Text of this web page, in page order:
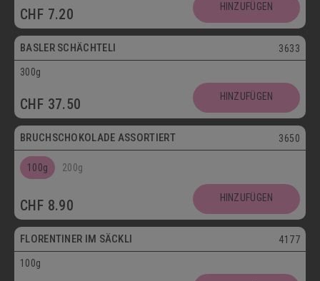
CHF 7.20 HINZUFÜGEN
Postversand
BASLER SCHÄCHTELI 3633
300g
CHF 37.50 HINZUFÜGEN
Postversand
BRUCHSCHOKOLADE ASSORTIERT 3650
100g 200g
CHF 8.90 HINZUFÜGEN
Postversand
FLORENTINER IM SÄCKLI 4177
100g